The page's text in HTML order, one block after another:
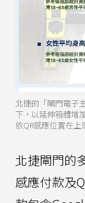
北捷的「閘門電子
下，以延伸箱體增
依QR感應位置在上
北捷閘門的
感應付款及